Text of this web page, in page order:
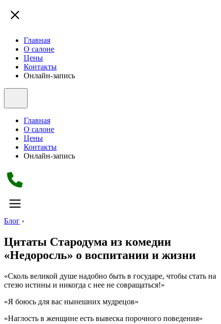
Главная
О салоне
Цены
Контакты
Онлайн-запись
Главная
О салоне
Цены
Контакты
Онлайн-запись
Блог ›
Цитаты Стародума из комедии
«Недоросль» о воспитании и жизни
«Сколь великой душе надобно быть в государе, чтобы стать на
стезю истины и никогда с нее не совращаться!»
«Я боюсь для вас нынешних мудрецов»
«Наглость в женщине есть вывеска порочного поведения»